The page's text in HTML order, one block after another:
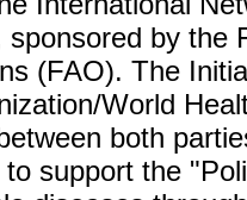
by the
(FAO). The
World
both
support the